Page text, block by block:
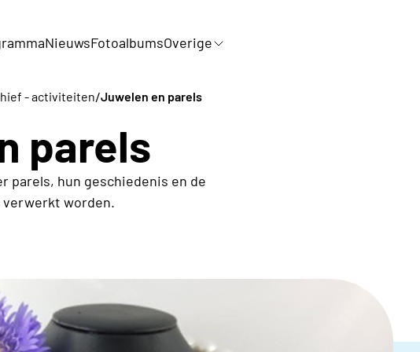
NieuwsFotoalbumsOverige
- activiteiten/Juwelen en parels
parels
parels, hun geschiedenis en de
worden.